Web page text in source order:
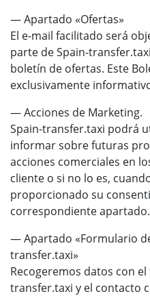
— Apartado «Ofertas»
El e-mail facilitado será
parte de Spain-
boletín de ofertas. Este
exclusivamente
— Acciones de Marketing.
Spain-transfer.taxi podrá
informar sobre futuras
acciones comerciales en
cliente o si no lo es,
proporcionado su
correspondiente apartado.
— Apartado «Formulario
transfer.taxi»
Recogeremos datos con
transfer.taxi y el contacto